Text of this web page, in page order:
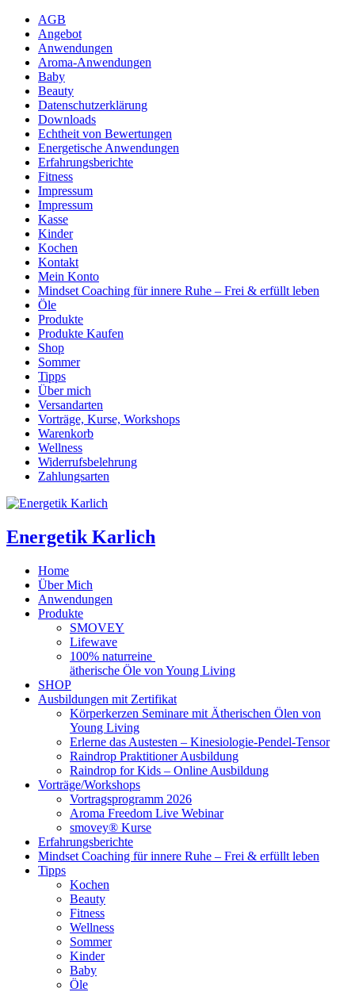
AGB
Angebot
Anwendungen
Aroma-Anwendungen
Baby
Beauty
Datenschutzerklärung
Downloads
Echtheit von Bewertungen
Energetische Anwendungen
Erfahrungsberichte
Fitness
Impressum
Impressum
Kasse
Kinder
Kochen
Kontakt
Mein Konto
Mindset Coaching für innere Ruhe – Frei & erfüllt leben
Öle
Produkte
Produkte Kaufen
Shop
Sommer
Tipps
Über mich
Versandarten
Vorträge, Kurse, Workshops
Warenkorb
Wellness
Widerrufsbelehrung
Zahlungsarten
Energetik Karlich
Home
Über Mich
Anwendungen
Produkte
SMOVEY
Lifewave
100% naturreine
ätherische Öle von Young Living
SHOP
Ausbildungen mit Zertifikat
Körperkerzen Seminare mit Ätherischen Ölen von
Young Living
Erlerne das Austesten – Kinesiologie-Pendel-Tensor
Raindrop Praktitioner Ausbildung
Raindrop for Kids – Online Ausbildung
Vorträge/Workshops
Vortragsprogramm 2026
Aroma Freedom Live Webinar
smovey® Kurse
Erfahrungsberichte
Mindset Coaching für innere Ruhe – Frei & erfüllt leben
Tipps
Kochen
Beauty
Fitness
Wellness
Sommer
Kinder
Baby
Öle